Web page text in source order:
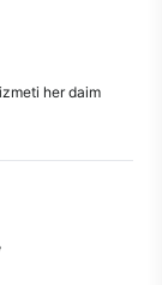
her daim